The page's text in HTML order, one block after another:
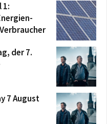
1:
der 7.
7 August